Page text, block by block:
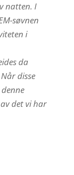
natten. I
søvnen
i
da
disse
det vi har